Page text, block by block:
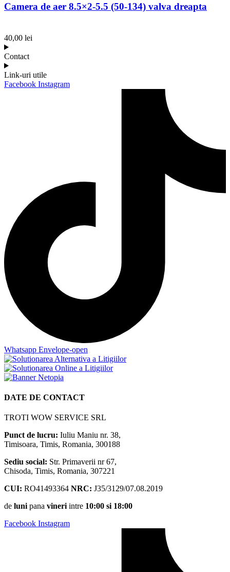
Camera de aer 8.5×2-5.5 (50-134) valva dreapta
40,00 lei
Contact
Link-uri utile
Facebook Instagram
Whatsapp Envelope-open
DATE DE CONTACT
TROTI WOW SERVICE SRL
Punct de lucru: Iuliu Maniu nr. 38,
Timisoara, Timis, Romania, 300188
Sediu social: Str. Primaverii nr 67,
Chisoda, Timis, Romania, 307221
CUI: RO41493364 NRC: J35/3129/07.08.2019
de luni pana vineri intre 10:00 si 18:00
Facebook Instagram